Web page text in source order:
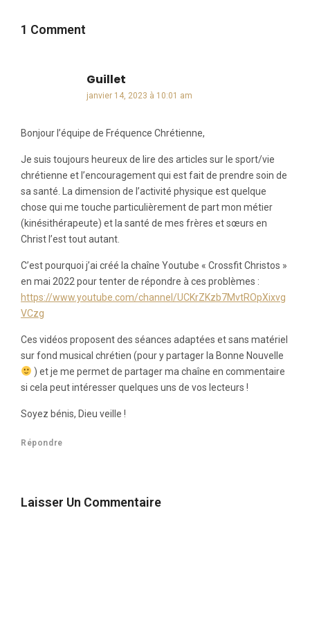
1 Comment
Guillet
janvier 14, 2023 à 10:01 am
Bonjour l’équipe de Fréquence Chrétienne,
Je suis toujours heureux de lire des articles sur le sport/vie
chrétienne et l’encouragement qui est fait de prendre soin de
sa santé. La dimension de l’activité physique est quelque
chose qui me touche particulièrement de part mon métier
(kinésithérapeute) et la santé de mes frères et sœurs en
Christ l’est tout autant.
C’est pourquoi j’ai créé la chaîne Youtube « Crossfit Christos »
en mai 2022 pour tenter de répondre à ces problèmes :
https://www.youtube.com/channel/UCKrZKzb7MvtROpXixvg
VCzg
Ces vidéos proposent des séances adaptées et sans matériel
sur fond musical chrétien (pour y partager la Bonne Nouvelle
) et je me permet de partager ma chaîne en commentaire
si cela peut intéresser quelques uns de vos lecteurs !
Soyez bénis, Dieu veille !
Répondre
Laisser Un Commentaire